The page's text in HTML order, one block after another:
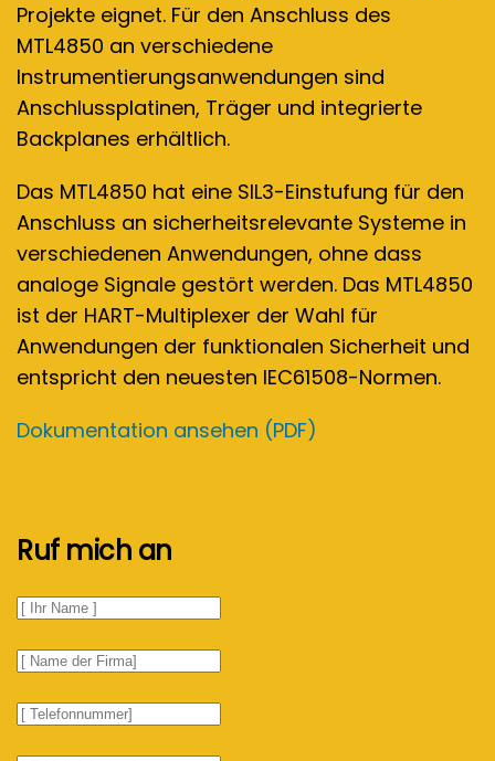
Projekte eignet. Für den Anschluss des
MTL4850 an verschiedene
Instrumentierungsanwendungen sind
Anschlussplatinen, Träger und integrierte
Backplanes erhältlich.
Das MTL4850 hat eine SIL3-Einstufung für den
Anschluss an sicherheitsrelevante Systeme in
verschiedenen Anwendungen, ohne dass
analoge Signale gestört werden. Das MTL4850
ist der HART-Multiplexer der Wahl für
Anwendungen der funktionalen Sicherheit und
entspricht den neuesten IEC61508-Normen.
Dokumentation ansehen (PDF)
Ruf mich an